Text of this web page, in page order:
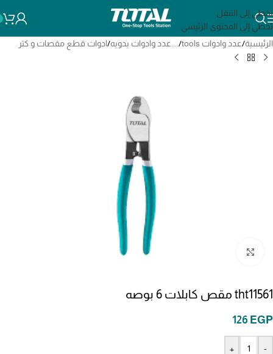
تخطي إلى التنقل
تخطي إلى المحتوى الرئيسي
الرئيسية/عدد وادوات tools / ....عدد وادوات يدويه/ادوات قطع مقصات و كتر
tht11561 مقص كابلات 6 بوصه
126 EGP
-
+